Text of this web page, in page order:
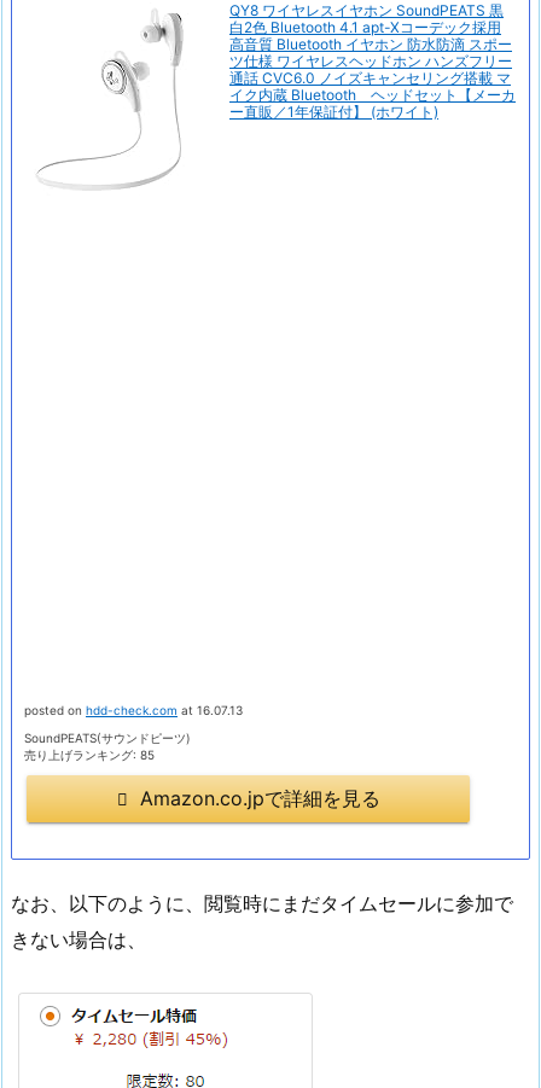
QY8 ワイヤレスイヤホン SoundPEATS 黒
白2色 Bluetooth 4.1 apt-Xコーデック採用
高音質 Bluetooth イヤホン 防水防滴 スポー
ツ仕様 ワイヤレスヘッドホン ハンズフリー
通話 CVC6.0 ノイズキャンセリング搭載 マ
イク内蔵 Bluetooth ヘッドセット【メーカ
ー直販／1年保証付】 (ホワイト)
posted on hdd-check.com at 16.07.13
SoundPEATS(サウンドピーツ)
売り上げランキング: 85
Amazon.co.jpで詳細を見る
なお、以下のように、閲覧時にまだタイムセールに参加で
きない場合は、